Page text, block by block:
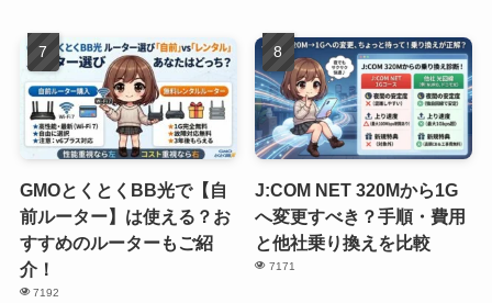
GMOとくとくBB光で【自
前ルーター】は使える？お
すすめのルーターもご紹
介！
7192
J:COM NET 320Mから1G
へ変更すべき？手順・費用
と他社乗り換えを比較
7171